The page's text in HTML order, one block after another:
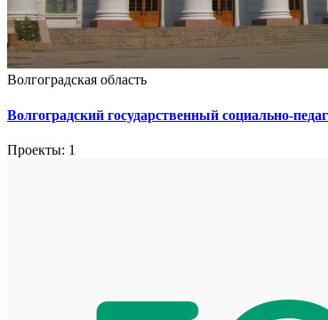
Волгоградская область
Волгоградский государственный социально-
Проекты: 1